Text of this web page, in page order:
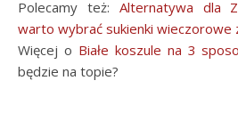
Polecamy też: Alternatywa dla
warto wybrać sukienki wieczorowe
Więcej o Białe koszule na 3
będzie na topie?